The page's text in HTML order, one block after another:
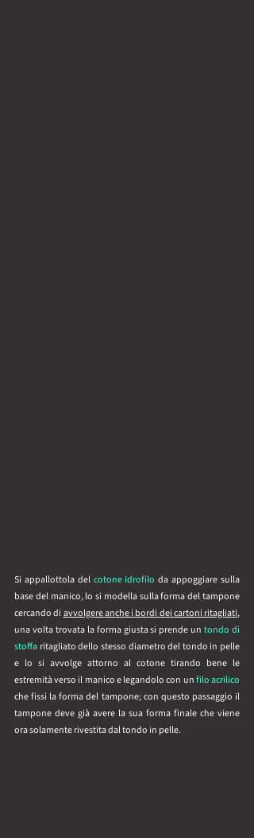
Si appallottola del cotone idrofilo da appoggiare sulla
base del manico, lo si modella sulla forma del tampone
cercando di avvolgere anche i bordi dei cartoni ritagliati,
una volta trovata la forma giusta si prende un tondo di
stoffa ritagliato dello stesso diametro del tondo in pelle
e lo si avvolge attorno al cotone tirando bene le
estremità verso il manico e legandolo con un filo acrilico
che fissi la forma del tampone; con questo passaggio il
tampone deve già avere la sua forma finale che viene
ora solamente rivestita dal tondo in pelle.